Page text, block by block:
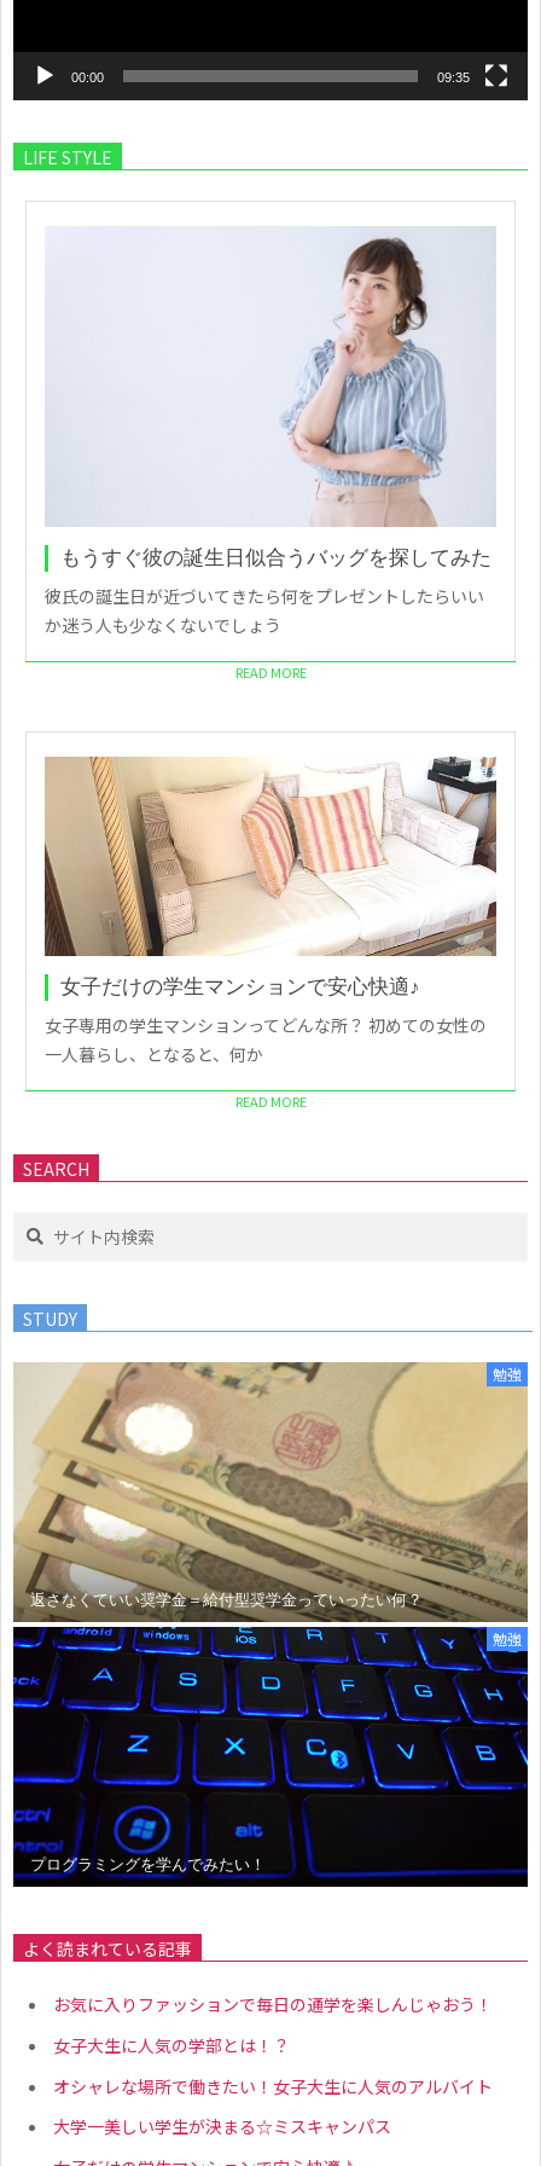
00:00 09:35
LIFE STYLE
もうすぐ彼の誕生日似合うバッグを探してみた
彼氏の誕生日が近づいてきたら何をプレゼントしたらいい
か迷う人も少なくないでしょう
READ MORE
女子だけの学生マンションで安心快適♪
女子専用の学生マンションってどんな所？ 初めての女性の
一人暮らし、となると、何か
READ MORE
SEARCH
Search
STUDY
勉強
返さなくていい奨学金＝給付型奨学金っていったい何？
勉強
プログラミングを学んでみたい！
よく読まれている記事
お気に入りファッションで毎日の通学を楽しんじゃおう！
女子大生に人気の学部とは！？
オシャレな場所で働きたい！女子大生に人気のアルバイト
大学一美しい学生が決まる☆ミスキャンパス